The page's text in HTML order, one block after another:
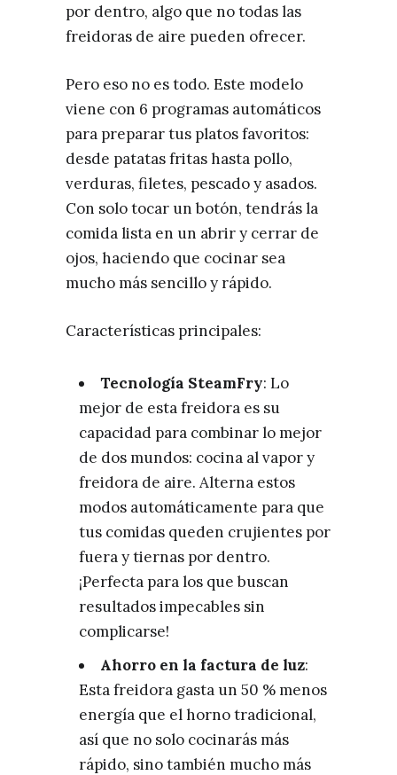
por dentro, algo que no todas las
freidoras de aire pueden ofrecer.
Pero eso no es todo. Este modelo
viene con 6 programas automáticos
para preparar tus platos favoritos:
desde patatas fritas hasta pollo,
verduras, filetes, pescado y asados.
Con solo tocar un botón, tendrás la
comida lista en un abrir y cerrar de
ojos, haciendo que cocinar sea
mucho más sencillo y rápido.
Características principales:
Tecnología SteamFry: Lo
mejor de esta freidora es su
capacidad para combinar lo mejor
de dos mundos: cocina al vapor y
freidora de aire. Alterna estos
modos automáticamente para que
tus comidas queden crujientes por
fuera y tiernas por dentro.
¡Perfecta para los que buscan
resultados impecables sin
complicarse!
Ahorro en la factura de luz:
Esta freidora gasta un 50 % menos
energía que el horno tradicional,
así que no solo cocinarás más
rápido, sino también mucho más